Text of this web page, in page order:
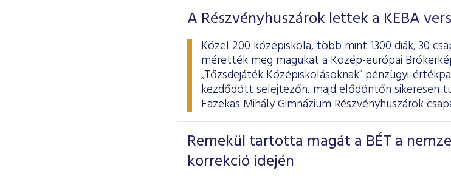
A Részvényhuszárok lettek a KEBA
Közel 200 középiskola, több mint 1300 diák, 30
mérették meg magukat a Közép-európai
„Tőzsdejáték Középiskolásoknak” pénzügyi-
kezdődött selejtezőn, majd elődöntőn sikeresen
Fazekas Mihály Gimnázium Részvényhuszárok
Remekül tartotta magát a BÉT a
korrekció idején